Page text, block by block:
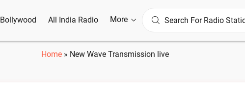
Bollywood All India Radio More
Home » New Wave Transmission live